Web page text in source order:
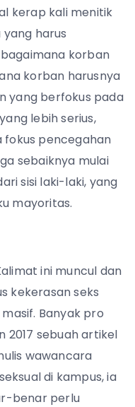
kerap kali menitik
harus
korban
korban harusnya
yang berfokus pada
lebih serius,
fokus pencegahan
sebaiknya mulai
sisi laki-laki, yang
mayoritas.
ini muncul dan
kekerasan seks
Banyak pro
2017 sebuah artikel
wawancara
di kampus, ia
benar perlu